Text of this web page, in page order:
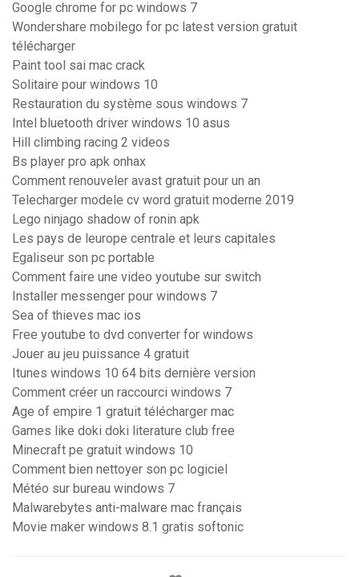
Google chrome for pc windows 7
Wondershare mobilego for pc latest version gratuit
télécharger
Paint tool sai mac crack
Solitaire pour windows 10
Restauration du système sous windows 7
Intel bluetooth driver windows 10 asus
Hill climbing racing 2 videos
Bs player pro apk onhax
Comment renouveler avast gratuit pour un an
Telecharger modele cv word gratuit moderne 2019
Lego ninjago shadow of ronin apk
Les pays de leurope centrale et leurs capitales
Egaliseur son pc portable
Comment faire une video youtube sur switch
Installer messenger pour windows 7
Sea of thieves mac ios
Free youtube to dvd converter for windows
Jouer au jeu puissance 4 gratuit
Itunes windows 10 64 bits dernière version
Comment créer un raccourci windows 7
Age of empire 1 gratuit télécharger mac
Games like doki doki literature club free
Minecraft pe gratuit windows 10
Comment bien nettoyer son pc logiciel
Météo sur bureau windows 7
Malwarebytes anti-malware mac français
Movie maker windows 8.1 gratis softonic